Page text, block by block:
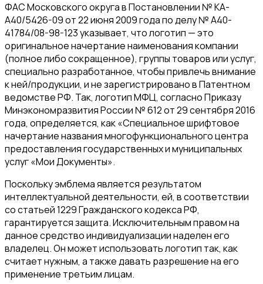
ФАС Московского округа в Постановлении № КА-
А40/5426-09 от 22 июня 2009 года по делу № А40-
41784/08-98-123 указывает, что логотип — это
оригинальное начертание наименования компании
(полное либо сокращенное), группы товаров или услуг,
специально разработанное, чтобы привлечь внимание
к ней/продукции, и не зарегистрировано в Патентном
ведомстве РФ. Так, логотип МФЦ, согласно Приказу
Минэкономразвития России № 612 от 29 сентября 2016
года, определяется, как «Специальное шрифтовое
начертание названия многофункционального центра
предоставления государственных и муниципальных
услуг «Мои Документы».
Поскольку эмблема является результатом
интеллектуальной деятельности, ей, в соответствии
со статьей 1229 Гражданского кодекса РФ,
гарантируется защита. Исключительным правом на
данное средство индивидуализации наделен его
владелец. Он может использовать логотип так, как
считает нужным, а также давать разрешение на его
применение третьим лицам.